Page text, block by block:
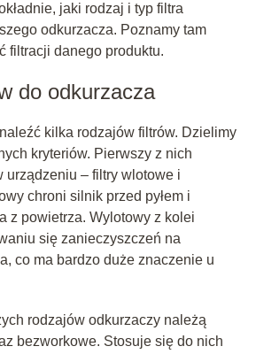
jaki rodzaj i typ filtra
odkurzacza. Poznamy tam
filtracji danego produktu.
do odkurzacza
kilka rodzajów filtrów. Dzielimy
kryteriów. Pierwszy z nich
urządzeniu – filtry wlotowe i
chroni silnik przed pyłem i
z powietrza. Wylotowy z kolei
się zanieczyszczeń na
co ma bardzo duże znaczenie u
rodzajów odkurzaczy należą
bezworkowe. Stosuje się do nich